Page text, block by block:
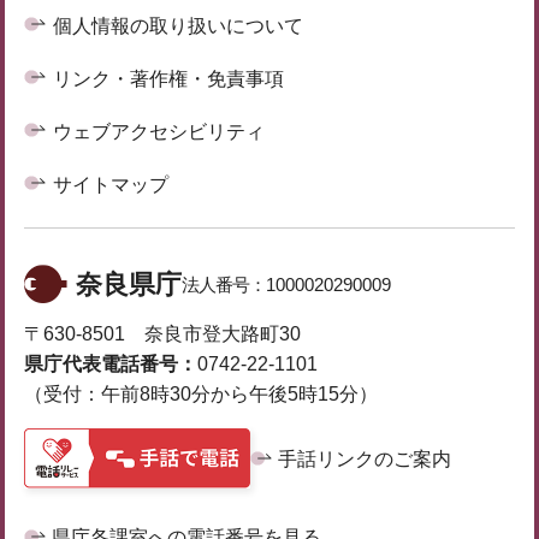
個人情報の取り扱いについて
リンク・著作権・免責事項
ウェブアクセシビリティ
サイトマップ
奈良県庁法人番号： 1000020290009
〒630-8501 奈良市登大路町30
県庁代表電話番号： 0742-22-1101
（受付：午前8時30分から午後5時15分）
手話リンクのご案内